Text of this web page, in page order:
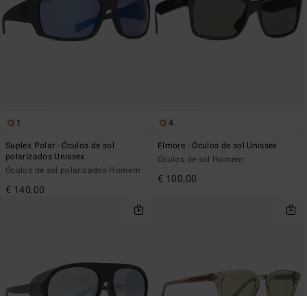
1
Suplex Polar - Óculos de sol
polarizados Unissex
Óculos de sol polarizados Homem
€ 140,00
4
Elmore - Óculos de sol Unissex
Óculos de sol Homem
€ 100,00